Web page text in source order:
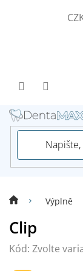
Výplně
Clip
Kód: Zvolte